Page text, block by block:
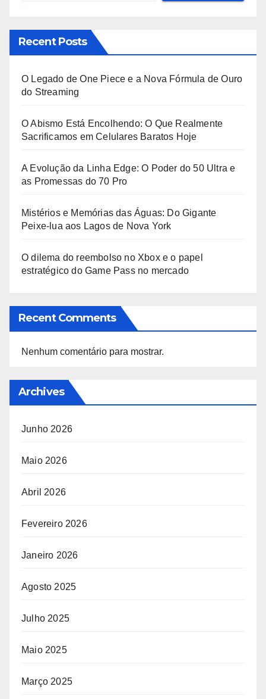
Recent Posts
O Legado de One Piece e a Nova Fórmula de Ouro
do Streaming
O Abismo Está Encolhendo: O Que Realmente
Sacrificamos em Celulares Baratos Hoje
A Evolução da Linha Edge: O Poder do 50 Ultra e
as Promessas do 70 Pro
Mistérios e Memórias das Águas: Do Gigante
Peixe-lua aos Lagos de Nova York
O dilema do reembolso no Xbox e o papel
estratégico do Game Pass no mercado
Recent Comments
Nenhum comentário para mostrar.
Archives
Junho 2026
Maio 2026
Abril 2026
Fevereiro 2026
Janeiro 2026
Agosto 2025
Julho 2025
Maio 2025
Março 2025